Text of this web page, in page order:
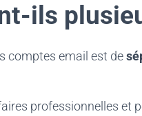
ils
comptes email est de
professionnelles et